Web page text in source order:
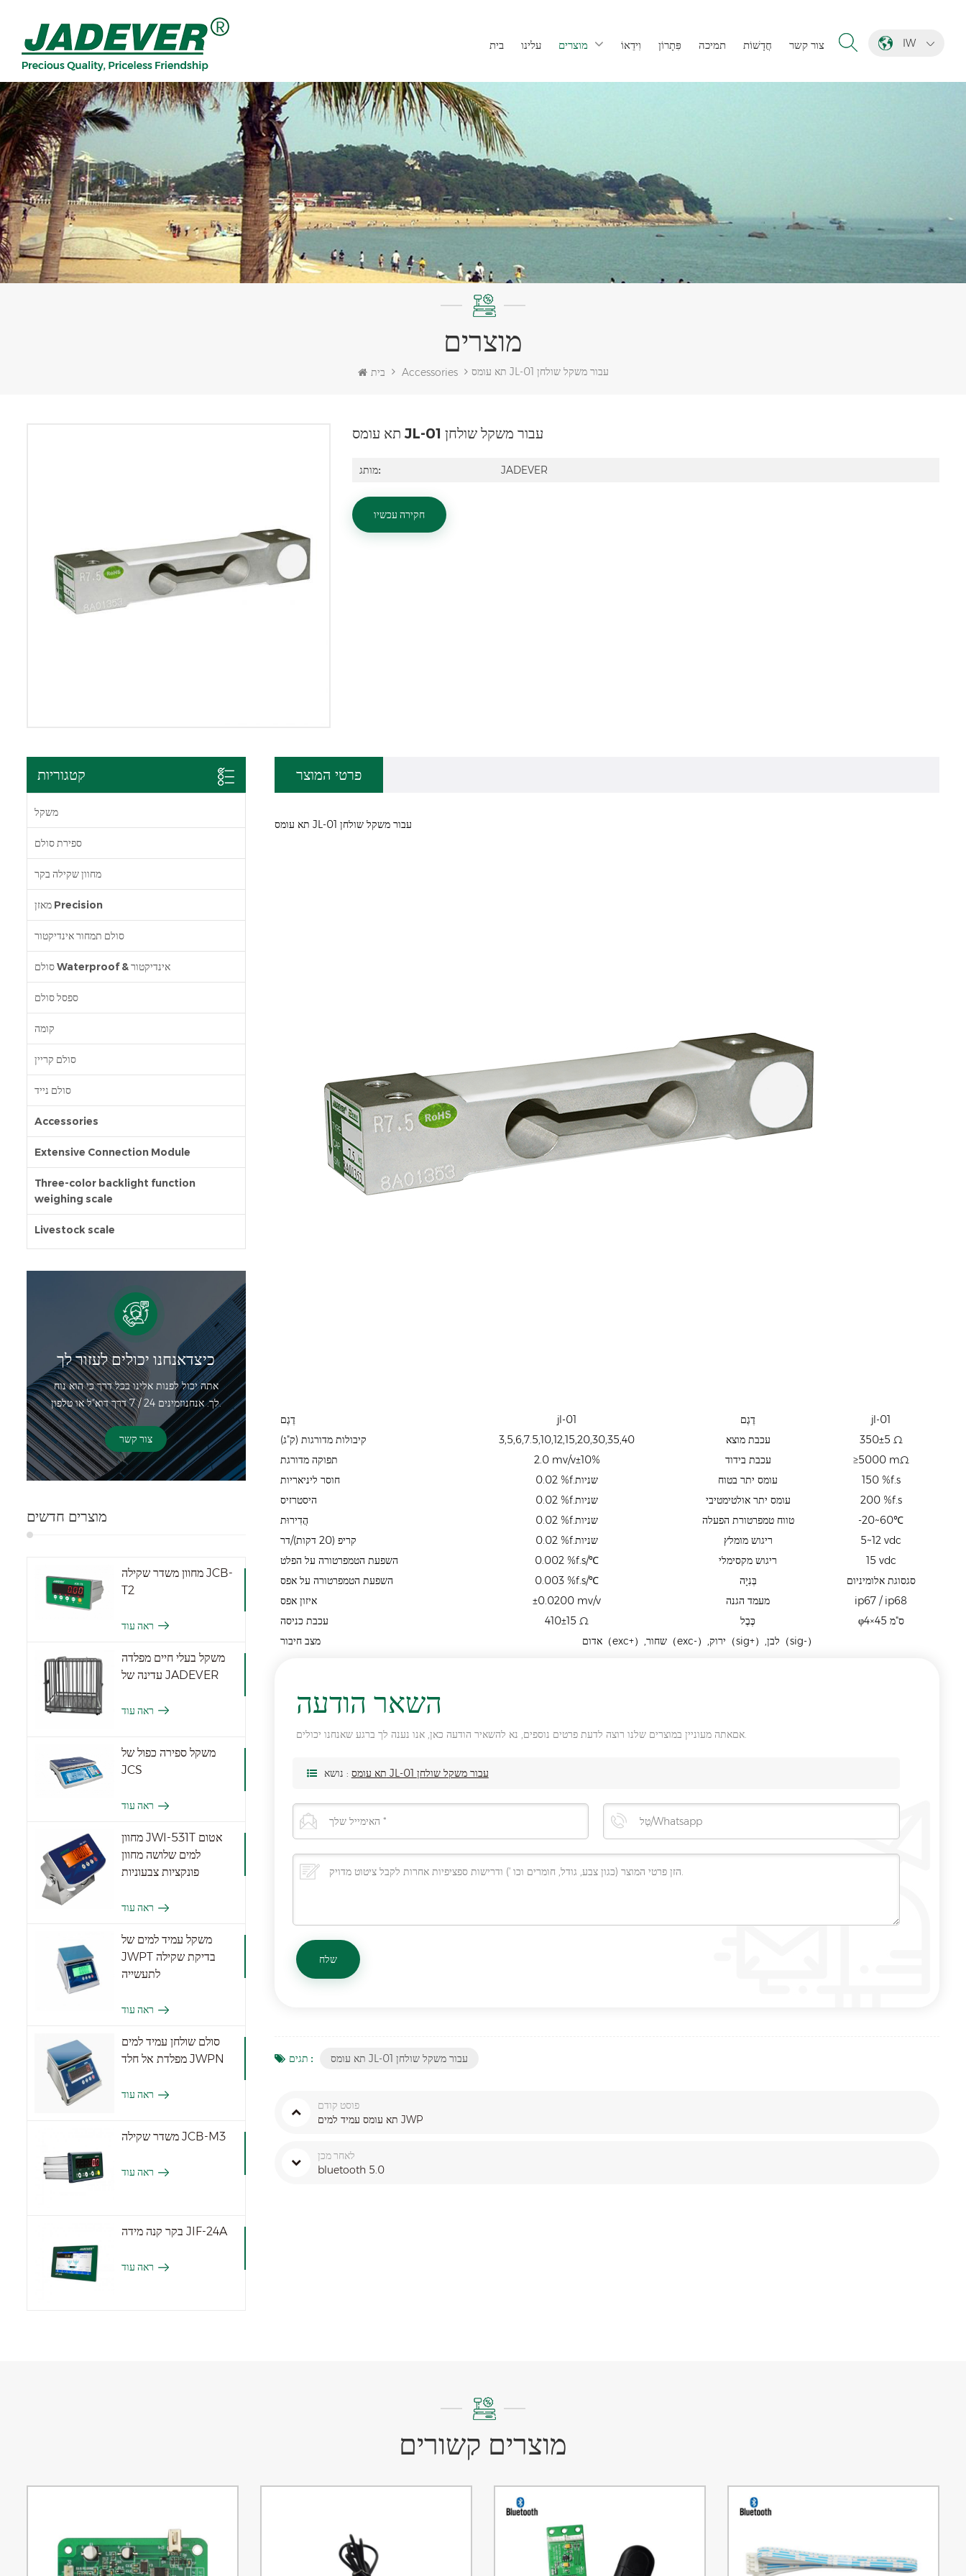
IW בית עלינו מוצרים וִידֵאוֹ פִּתָרוֹן תמיכה חֲדָשׁוֹת צור קשר
מוצרים
בית Accessories תא עומס JL-01 עבור משקל שולחן
תא עומס JL-01 עבור משקל שולחן
מותג: JADEVER
חקירה עכשיו
קטגוריות
משקל
ספירת סולם
מחוון שקילה בקר
מאזן Precision
סולם תמחור אינדיקטור
סולם Waterproof & אינדיקטור
ספסל סולם
קומה
סולם קריין
סולם נייד
Accessories
Extensive Connection Module
Three-color backlight function
weighing scale
Livestock scale
כיצדאנחנו יכולים לעזור לך
אתה יכול לפנות אלינו בכל דרך כי הוא נוח
לך. אנחנוזמינים 24 / 7 דרך דוא"ל או טלפון.
צור קשר
מוצרים חדשים
מחוון משדר שקילה JCB-
T2
ראה עוד
משקל בעלי חיים מפלדה
עדינה של JADEVER
ראה עוד
משקל ספירה כפול של
JCS
ראה עוד
מחוון JWI-531T אטום
למים שלושה מחוון
פונקציות צבעוניות
ראה עוד
משקל עמיד למים של
JWPT בדיקת שקילה
לתעשייה
ראה עוד
סולם שולחן עמיד למים
מפלדת אל חלד JWPN
ראה עוד
משדר שקילה JCB-M3
ראה עוד
בקר קנה מידה JIF-24A
ראה עוד
פרטי המוצר
תא עומס JL-01 עבור משקל שולחן
דֶגֶם jl-01 דֶגֶם
jl-01
קיבולות מדורגות (ק"ג)
3,5,6,7.5,10,12,15,20,30,35,40 עכבת מוצא
350±5 Ω
תפוקה מדורגת
2.0 mv/v±10% עכבת בידוד
≥5000 mΩ
חוסר ליניאריות
0.02 %f.שניות עומס יתר בטוח
150 %f.s
היסטרזיס
0.02 %f.שניות עומס יתר אולטימטיבי
200 %f.s
הֲדִירוּת
0.02 %f.שניות טווח טמפרטורת הפעלה
-20~60℃
קריפ (20 דקות)/דר
0.02 %f.שניות ריגוש מומלץ
5~12 vdc
השפעת הטמפרטורה על הפלט
0.002 %f.s/℃ ריגוש מקסימלי
15 vdc
השפעת הטמפרטורה על אפס
0.003 %f.s/℃ בְּנִיָה
סגסוגת אלומיניום
איזון אפס
±0.0200 mv/v מעמד הגנה
ip67 / ip68
עכבת כניסה
410±15 Ω כֶּבֶל
φ4×45 ס"מ
מצב חיבור
אדום（exc+）,שחור（exc-）,ירוק（sig+）,לבן（sig-）
השאר הודעה
אםאתה מעוניין במוצרים שלנו רוצה לדעת פרטים נוספים, נא להשאיר הודעה כאן, אנו נענה לך ברגע שאנחנו יכולים.
נושא : תא עומס JL-01 עבור משקל שולחן
תגים : תא עומס JL-01 עבור משקל שולחן
פוסט קודם
תא עומס עמיד למים JWP
לאחר מכן
bluetooth 5.0
מוצרים קשורים